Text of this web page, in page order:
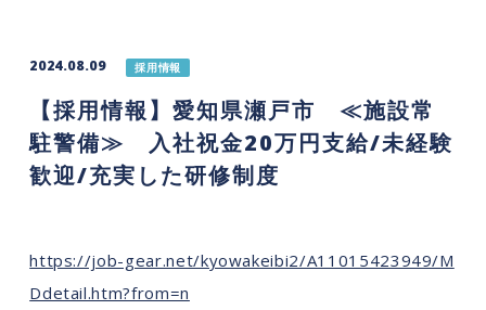
2024.08.09 採用情報
【採用情報】愛知県瀬戸市 ≪施設常
駐警備≫ 入社祝金20万円支給/未経験
歓迎/充実した研修制度
https://job-gear.net/kyowakeibi2/A11015423949/M
Ddetail.htm?from=n